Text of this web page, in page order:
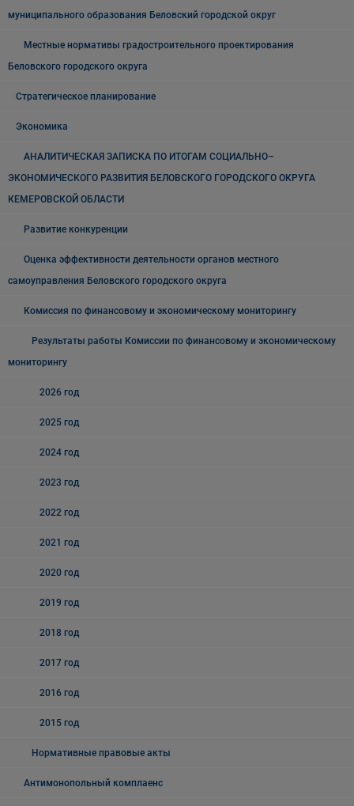
муниципального образования Беловский городской округ
Местные нормативы градостроительного проектирования
Беловского городского округа
Стратегическое планирование
Экономика
АНАЛИТИЧЕСКАЯ ЗАПИСКА ПО ИТОГАМ СОЦИАЛЬНО–
ЭКОНОМИЧЕСКОГО РАЗВИТИЯ БЕЛОВСКОГО ГОРОДСКОГО ОКРУГА
КЕМЕРОВСКОЙ ОБЛАСТИ
Развитие конкуренции
Оценка эффективности деятельности органов местного
самоуправления Беловского городского округа
Комиссия по финансовому и экономическому мониторингу
Результаты работы Комиссии по финансовому и экономическому
мониторингу
2026 год
2025 год
2024 год
2023 год
2022 год
2021 год
2020 год
2019 год
2018 год
2017 год
2016 год
2015 год
Нормативные правовые акты
Антимонопольный комплаенс